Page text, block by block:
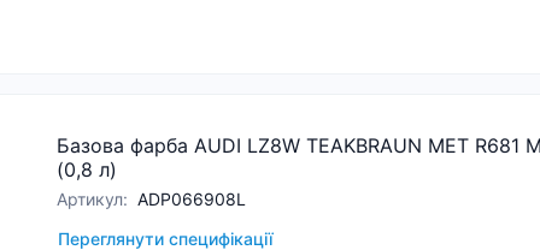
Базова фарба AUDI LZ8W TEAKBRAUN MET R681
(0,8 л)
Артикул: ADP066908L
Переглянути специфікації